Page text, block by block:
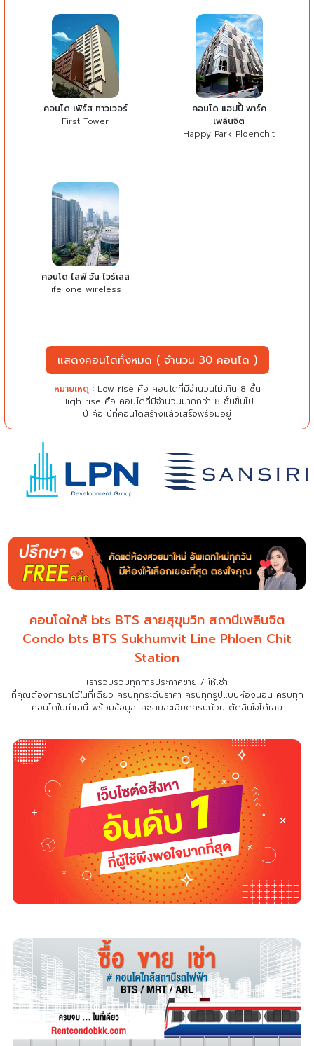
คอนโด เฟิร์ส ทาวเวอร์
First Tower
คอนโด แฮปปี้ พาร์ค
เพลินจิต
Happy Park Ploenchit
คอนโด ไลฟ์ วัน ไวร์เลส
life one wireless
แสดงคอนโดทั้งหมด ( จำนวน 30 คอนโด )
หมายเหตุ : Low rise คือ คอนโดที่มีจำนวนไม่เกิน 8 ชั้น
High rise คือ คอนโดที่มีจำนวนมากกว่า 8 ชั้นขึ้นไป
ปี คือ ปีที่คอนโดสร้างแล้วเสร็จพร้อมอยู่
คอนโดใกล้ bts BTS สายสุขุมวิท สถานีเพลินจิต
Condo bts BTS Sukhumvit Line Phloen Chit
Station
เรารวบรวมทุกการประกาศขาย / ให้เช่า
ที่คุณต้องการมาไว้ในที่เดียว ครบทุกระดับราคา ครบทุกรูปแบบห้องนอน ครบทุก
คอนโดในทำเลนี้ พร้อมข้อมูลและรายละเอียดครบถ้วน ตัดสินใจได้เลย